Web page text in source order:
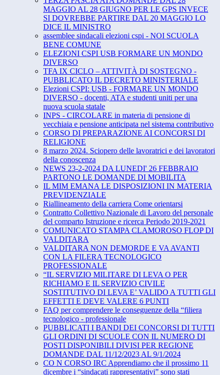
MAGGIO AL 28 GIUGNO PER LE GPS INVECE
SI DOVREBBE PARTIRE DAL 20 MAGGIO LO
DICE IL MINISTRO
assemblee sindacali elezioni cspi - NOI SCUOLA
BENE COMUNE
ELEZIONI CSPI USB FORMARE UN MONDO
DIVERSO
TFA IX CICLO – ATTIVITÀ DI SOSTEGNO -
PUBBLICATO IL DECRETO MINISTERIALE
Elezioni CSPI: USB - FORMARE UN MONDO
DIVERSO - docenti, ATA e studenti uniti per una
nuova scuola statale
INPS - CIRCOLARE in materia di pensione di
vecchiaia e pensione anticipata nel sistema contributivo
CORSO DI PREPARAZIONE AI CONCORSI DI
RELIGIONE
8 marzo 2024. Sciopero delle lavoratrici e dei lavoratori
della conoscenza
NEWS 23-2-2024 DA LUNEDI' 26 FEBBRAIO
PARTONO LE DOMANDE DI MOBILITA
IL MIM EMANA LE DISPOSIZIONI IN MATERIA
PREVIDENZIALE
Riallineamento della carriera Come orientarsi
Contratto Collettivo Nazionale di Lavoro del personale
del comparto Istruzione e ricerca Periodo 2019-2021
COMUNICATO STAMPA CLAMOROSO FLOP DI
VALDITARA
VALDITARA NON DEMORDE E VA AVANTI
CON LA FILERA TECNOLOGICO
PROFESSIONALE
“IL SERVIZIO MILITARE DI LEVA O PER
RICHIAMO E IL SERVIZIO CIVILE
SOSTITUTIVO DI LEVA E’ VALIDO A TUTTI GLI
EFFETTI E DEVE VALERE 6 PUNTI
FAQ per comprendere le conseguenze della “filiera
tecnologico - professionale
PUBBLICATI I BANDI DEI CONCORSI DI TUTTI
GLI ORDINI DI SCUOLE CON IL NUMERO DI
POSTI DISPONIBILI DIVISI PER REGIONE
DOMANDE DAL 11/12/2023 AL 9/1/2024
CO N CORSO IRC Apprendiamo che il prossimo 11
dicembre i “sindacati rappresentativi” sono stati